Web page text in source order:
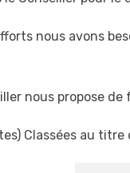
nous avons
nous propose de
Classées au